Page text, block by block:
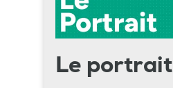
Le portrait